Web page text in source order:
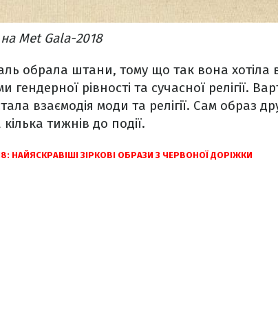
Met Gala-2018
обрала штани, тому що так вона хотіла
рівності та сучасної релігії.
взаємодія моди та релігії. Сам образ
тижнів до події.
НАЙЯСКРАВІШІ ЗІРКОВІ ОБРАЗИ З ЧЕРВОНОЇ ДОРІЖКИ